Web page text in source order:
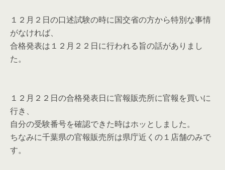
１２月２日の口述試験の時に国交省の方から特別な事情
がなければ、
合格発表は１２月２２日に行われる旨の話がありまし
た。
１２月２２日の合格発表日に官報販売所に官報を買いに
行き、
自分の受験番号を確認できた時はホッとしました。
ちなみに千葉県の官報販売所は県庁近くの１店舗のみで
す。